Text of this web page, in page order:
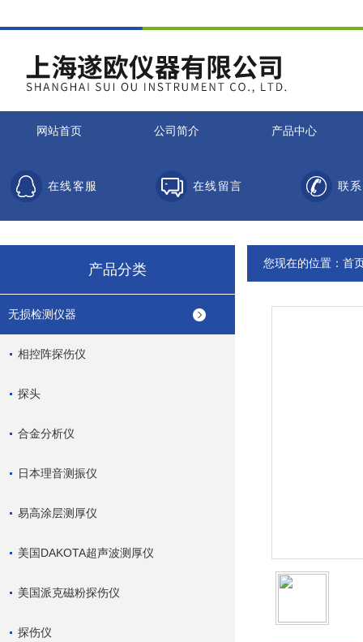
网站首页 公司简介 产品中心
在线客服 在线留言 联
产品分类
无损检测仪器
相控阵探伤仪
探头
合金分析仪
日本理音测振仪
易高涂层测厚仪
美国DAKOTA超声波测厚仪
美国派克磁粉探伤仪
探伤仪
您现在的位置： 首